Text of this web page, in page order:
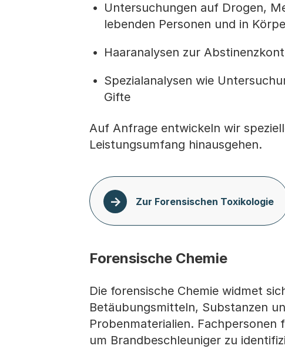
Untersuchungen auf Drogen,
lebenden Personen und in
Haaranalysen zur
Spezialanalysen wie
Gifte
Auf Anfrage entwickeln wir
Leistungsumfang hinausgehen.
Zur Forensischen Toxikologie
Forensische Chemie
Die forensische Chemie widmet
Betäubungsmitteln, Substanzen
Probenmaterialien.
um Brandbeschleuniger zu